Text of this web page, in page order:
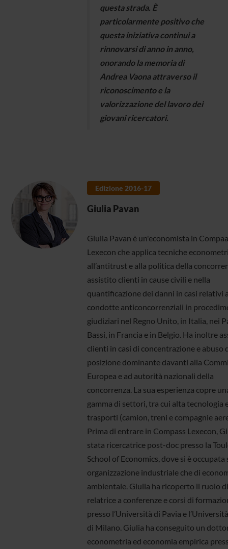
questa strada. È
particolarmente positivo che
questa iniziativa continui a
rinnovarsi di anno in anno,
onorando la memoria di
Andrea Vaona attraverso il
riconoscimento e la
valorizzazione del lavoro dei
giovani ricercatori.
Edizione 2016-17
Giulia Pavan
Giulia Pavan è un'economista in
Lexecon che applica tecniche
all’antitrust e alla politica della
assistito clienti in cause civili e nella
quantificazione dei danni in casi relativi
condotte anticoncorrenziali in
giudiziari nel Regno Unito, in Italia, nei
Bassi, in Francia e in Belgio. Ha inoltre
clienti in casi di concentrazione e abuso
posizione dominante davanti alla
Europea e ad autorità nazionali della
concorrenza. La sua esperienza copre
gamma di settori, tra cui alta tecnologia
trasporti (camion, treni e compagnie
Prima di entrare in Compass Lexecon,
stata ricercatrice post-doc presso la
School of Economics, dove si è occupata
organizzazione industriale che di
ambientale. Giulia ha ricoperto il ruolo di
relatrice a conferenze e corsi di
presso l’Università di Pavia e
di Milano. Giulia ha conseguito un
econometria ed economia empirica